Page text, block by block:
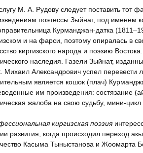
М. А. Рудову следует поставить тот
поэтессы Зыйнат, под именем
Курманджан-датка
и на фарси, поэтому опиралась в
киргизского народа и поэзию
наследия. Газели Зыйнат,
Михаил Александрович успел перевести
является кошок (плач)
им произведения: состязание
жалоба на свою судьбу, мини-
киргизская поэзия
развития, когда происходил переход
Касыма Тыныстанова и Жоомарта